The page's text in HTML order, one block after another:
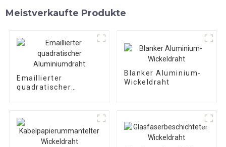
Meistverkaufte Produkte
Emaillierter
quadratischer
Blanker Aluminium-
Wickeldraht